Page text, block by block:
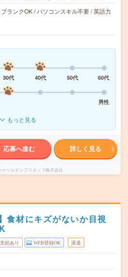
ランクOK / パソコンスキル不要 / 英語力
30代 40代 50代
60代
男性
もっと見る
応募へ進む 詳しく見る
ーソルテンプスタッフ株式会社
食材にキズがないか目視
給あり WEB登録OK 派遣